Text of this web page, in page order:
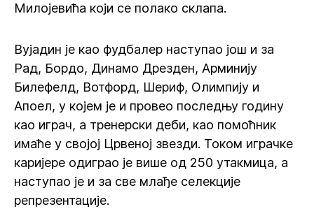
Милојевића који се полако склапа.
Вујадин је као фудбалер наступао још и за
Рад, Бордо, Динамо Дрезден, Арминију
Билефелд, Вотфорд, Шериф, Олимпију и
Апоел, у којем је и провео последњу годину
као играч, а тренерски деби, као помоћник
имаће у својој Црвеној звезди. Током играчке
каријере одиграо је више од 250 утакмица, а
наступао је и за све млађе селекције
репрезентације.